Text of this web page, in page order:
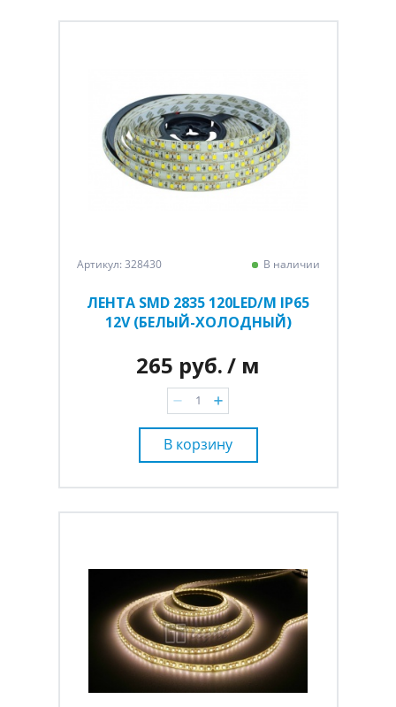
Артикул: 328430 В наличии
ЛЕНТА SMD 2835 120LED/M IP65
12V (БЕЛЫЙ-ХОЛОДНЫЙ)
265 руб./ м
В корзину